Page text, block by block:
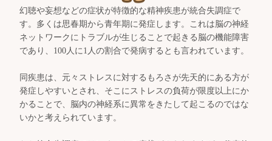
幻聴や妄想などの症状が特徴的な精神疾患が統合失調症で
す。多くは思春期から青年期に発症します。これは脳の神経
ネットワークにトラブルが生じることで起きる脳の機能障害
であり、100人に1人の割合で発病するとも言われています。
同疾患は、元々ストレスに対するもろさが先天的にある方が
発症しやすいとされ、そこにストレスの負荷が限度以上にか
かることで、脳内の神経系に異常をきたして起こるのではな
いかと考えられています。